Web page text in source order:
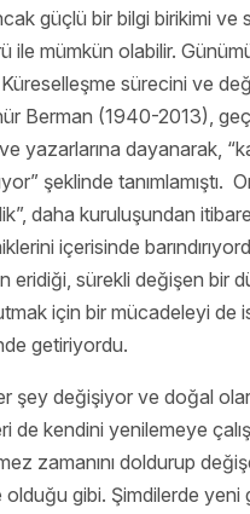
güçlü bir bilgi birikimi ve
ile mümkün olabilir.
Küreselleşme sürecini ve
Berman (1940-2013),
yazarlarına dayanarak,
şeklinde tanımlamıştı.
daha kuruluşundan
içerisinde
eridiği, sürekli değişen bir
için bir mücadeleyi de
getiriyordu.
şey değişiyor ve doğal
de kendini yenilemeye
zamanını doldurup
olduğu gibi. Şimdilerde yeni